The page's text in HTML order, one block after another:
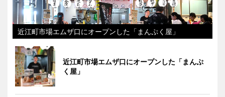
近江町市場エムザ口にオープンした「まんぷく屋」
近江町市場エムザ口にオープンした「まんぷ
く屋」